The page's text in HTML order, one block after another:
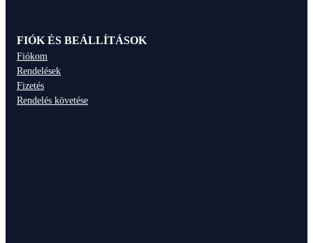
FIÓK ÉS BEÁLLÍTÁSOK
Fiókom
Rendelések
Fizetés
Rendelés követése